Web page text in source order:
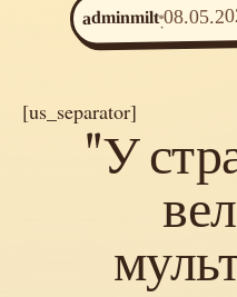
adminmilt
·
[us_separator]
"У